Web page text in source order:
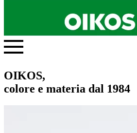
OIKOS,
colore e materia dal 1984